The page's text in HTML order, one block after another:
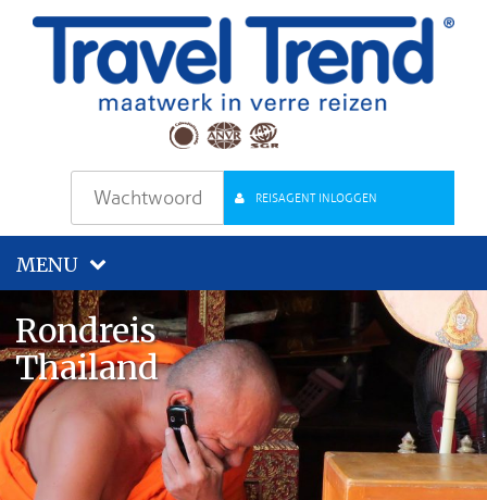
REISAGENT INLOGGEN
MENU
Rondreis
Thailand